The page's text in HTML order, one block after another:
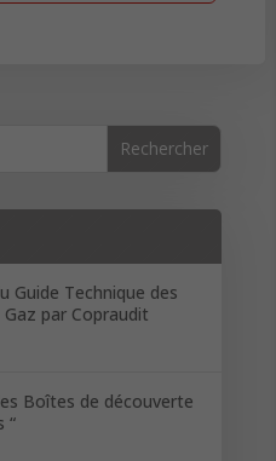
Guide Technique des
par Copraudit
Boîtes de découverte
“